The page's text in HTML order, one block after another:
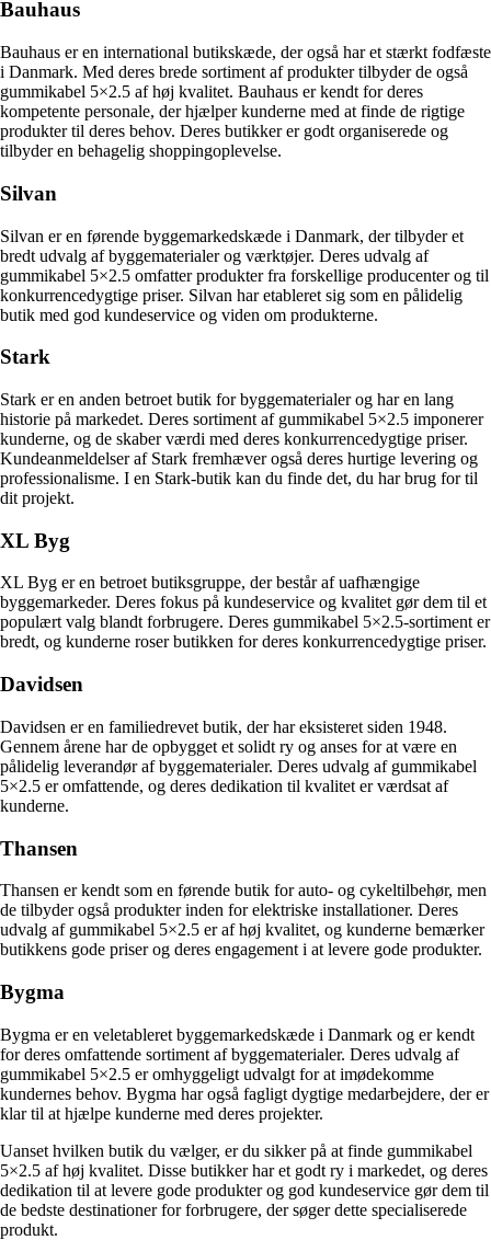
Bauhaus
Bauhaus er en international butikskæde, der også har et stærkt fodfæste
i Danmark. Med deres brede sortiment af produkter tilbyder de også
gummikabel 5×2.5 af høj kvalitet. Bauhaus er kendt for deres
kompetente personale, der hjælper kunderne med at finde de rigtige
produkter til deres behov. Deres butikker er godt organiserede og
tilbyder en behagelig shoppingoplevelse.
Silvan
Silvan er en førende byggemarkedskæde i Danmark, der tilbyder et
bredt udvalg af byggematerialer og værktøjer. Deres udvalg af
gummikabel 5×2.5 omfatter produkter fra forskellige producenter og til
konkurrencedygtige priser. Silvan har etableret sig som en pålidelig
butik med god kundeservice og viden om produkterne.
Stark
Stark er en anden betroet butik for byggematerialer og har en lang
historie på markedet. Deres sortiment af gummikabel 5×2.5 imponerer
kunderne, og de skaber værdi med deres konkurrencedygtige priser.
Kundeanmeldelser af Stark fremhæver også deres hurtige levering og
professionalisme. I en Stark-butik kan du finde det, du har brug for til
dit projekt.
XL Byg
XL Byg er en betroet butiksgruppe, der består af uafhængige
byggemarkeder. Deres fokus på kundeservice og kvalitet gør dem til et
populært valg blandt forbrugere. Deres gummikabel 5×2.5-sortiment er
bredt, og kunderne roser butikken for deres konkurrencedygtige priser.
Davidsen
Davidsen er en familiedrevet butik, der har eksisteret siden 1948.
Gennem årene har de opbygget et solidt ry og anses for at være en
pålidelig leverandør af byggematerialer. Deres udvalg af gummikabel
5×2.5 er omfattende, og deres dedikation til kvalitet er værdsat af
kunderne.
Thansen
Thansen er kendt som en førende butik for auto- og cykeltilbehør, men
de tilbyder også produkter inden for elektriske installationer. Deres
udvalg af gummikabel 5×2.5 er af høj kvalitet, og kunderne bemærker
butikkens gode priser og deres engagement i at levere gode produkter.
Bygma
Bygma er en veletableret byggemarkedskæde i Danmark og er kendt
for deres omfattende sortiment af byggematerialer. Deres udvalg af
gummikabel 5×2.5 er omhyggeligt udvalgt for at imødekomme
kundernes behov. Bygma har også fagligt dygtige medarbejdere, der er
klar til at hjælpe kunderne med deres projekter.
Uanset hvilken butik du vælger, er du sikker på at finde gummikabel
5×2.5 af høj kvalitet. Disse butikker har et godt ry i markedet, og deres
dedikation til at levere gode produkter og god kundeservice gør dem til
de bedste destinationer for forbrugere, der søger dette specialiserede
produkt.